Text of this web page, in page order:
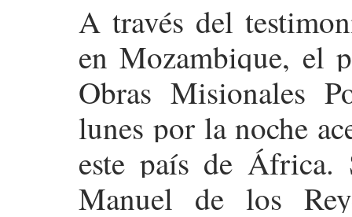
A través del
en Mozambique, el
Obras Misionales
lunes por la noche
este país de África.
Manuel de los